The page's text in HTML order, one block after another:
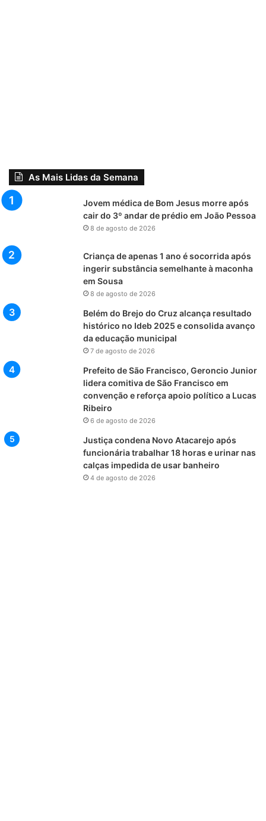
As Mais Lidas da Semana
Jovem médica de Bom Jesus morre após
cair do 3º andar de prédio em João Pessoa
8 de agosto de 2026
Criança de apenas 1 ano é socorrida após
ingerir substância semelhante à maconha
em Sousa
8 de agosto de 2026
Belém do Brejo do Cruz alcança resultado
histórico no Ideb 2025 e consolida avanço
da educação municipal
7 de agosto de 2026
Prefeito de São Francisco, Geroncio Junior
lidera comitiva de São Francisco em
convenção e reforça apoio político a Lucas
Ribeiro
6 de agosto de 2026
Justiça condena Novo Atacarejo após
funcionária trabalhar 18 horas e urinar nas
calças impedida de usar banheiro
4 de agosto de 2026